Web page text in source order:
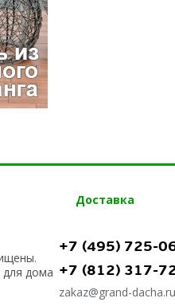
Доставка
дома
+7 (495) 725-
+7 (812) 317-
zakaz@grand-dacha.ru